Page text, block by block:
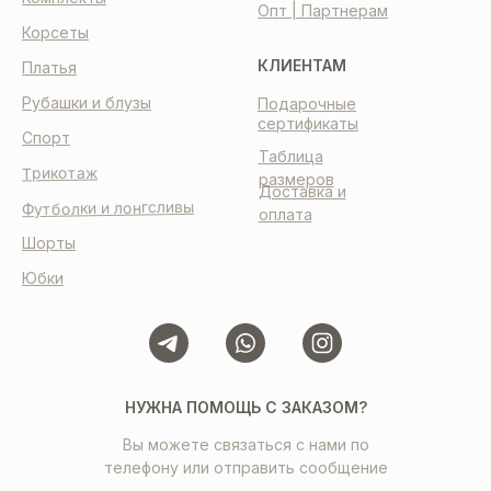
КЛИЕНТАМ
Таблица
размеров
Доставка и
оплата
Подарочные
сертификаты
НУЖНА ПОМОЩЬ С ЗАКАЗОМ?
Вы можете связаться с нами по
телефону или отправить сообщение
Опт | Партнерам
Корсеты
Платья
Шорты
Спорт
Рубашки и блузы
Трикотаж
Футболки и лонгсливы
Юбки